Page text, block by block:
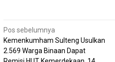
Navigasi
pos
Pos sebelumnya
Kemenkumham Sulteng Usulkan
2.569 Warga Binaan Dapat